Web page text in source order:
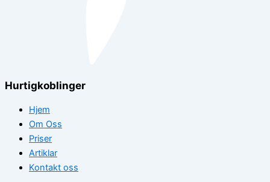
Hurtigkoblinger
Hjem
Om Oss
Priser
Artiklar
Kontakt oss